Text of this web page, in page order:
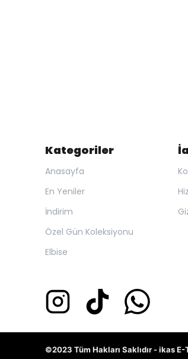
Kategoriler
Anasayfa
En Yeniler
İndirim
Özel Gün Koleksiyonu
Elbise
©2023 Tüm Hakları Saklıdır - ikas